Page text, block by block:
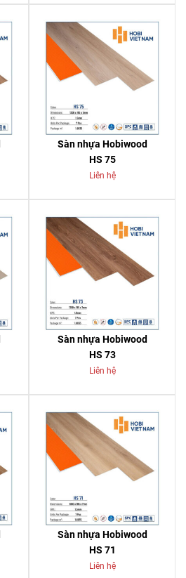
Sàn nhựa Hobiwood
HS 75
Liên hệ
Sàn nhựa Hobiwood
HS 73
Liên hệ
Sàn nhựa Hobiwood
HS 71
Liên hệ